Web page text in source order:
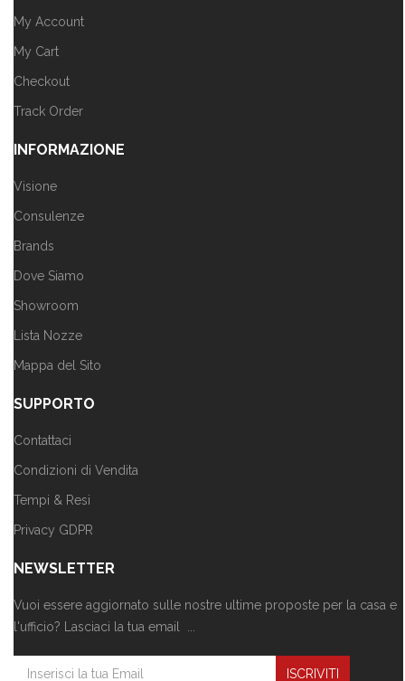
My Account
My Cart
Checkout
Track Order
INFORMAZIONE
Visione
Consulenze
Brands
Dove Siamo
Showroom
Lista Nozze
Mappa del Sito
SUPPORTO
Contattaci
Condizioni di Vendita
Tempi & Resi
Privacy GDPR
NEWSLETTER
Vuoi essere aggiornato sulle nostre ultime proposte per la casa e
l'ufficio? Lasciaci la tua email ...